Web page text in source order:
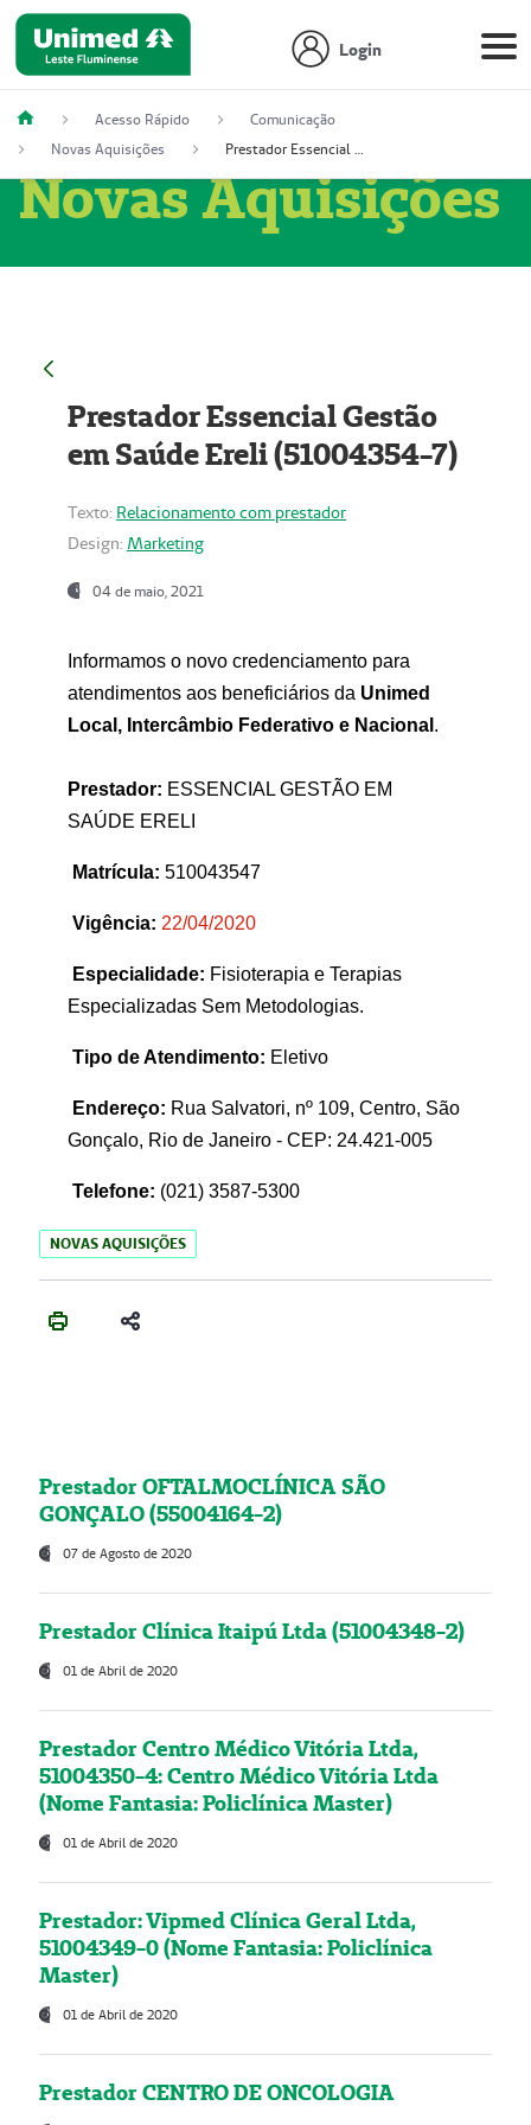
Login
Acesso Rápido
Comunicação
Novas Aquisições
Prestador Essencial Gestão em Saúde Ereli (51004354-7)
Novas Aquisições
Prestador Essencial Gestão
em Saúde Ereli (51004354-7)
Texto: Relacionamento com prestador
Design: Marketing
04 de maio, 2021
Informamos o novo credenciamento para
atendimentos aos beneficiários da Unimed
Local, Intercâmbio Federativo e Nacional .
Prestador: ESSENCIAL GESTÃO EM
SAÚDE ERELI
Matrícula: 510043547
Vigência: 22/04/2020
Especialidade: Fisioterapia e Terapias
Especializadas Sem Metodologias.
Tipo de Atendimento: Eletivo
Endereço: Rua Salvatori, nº 109, Centro, São
Gonçalo, Rio de Janeiro - CEP: 24.421-005
Telefone: (021) 3587-5300
NOVAS AQUISIÇÕES
Prestador OFTALMOCLÍNICA SÃO
GONÇALO (55004164-2)
07 de Agosto de 2020
Prestador Clínica Itaipú Ltda (51004348-2)
01 de Abril de 2020
Prestador Centro Médico Vitória Ltda,
51004350-4: Centro Médico Vitória Ltda
(Nome Fantasia: Policlínica Master)
01 de Abril de 2020
Prestador: Vipmed Clínica Geral Ltda,
51004349-0 (Nome Fantasia: Policlínica
Master)
01 de Abril de 2020
Prestador CENTRO DE ONCOLOGIA